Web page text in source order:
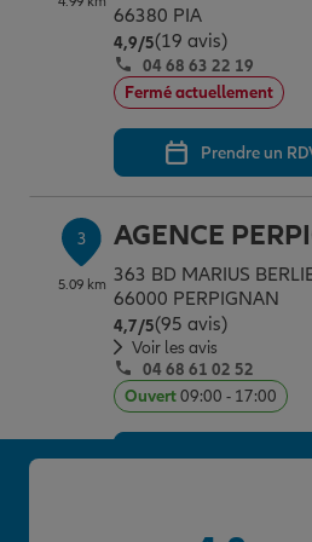
66380 PIA
4,9/5Note de 4.9 sur 5
(19 avis)
04 68 63 22 19
Fermé actuellement
Prendre un
3
5.09 km
AGENCE
363 BD MARIUS
66000 PERPIGNAN
4,7/5Note de 4.7 sur 5
(95 avis)
Voir les avis
04 68 61 02 52
Ouvert09:00 - 17:00
Prendre un